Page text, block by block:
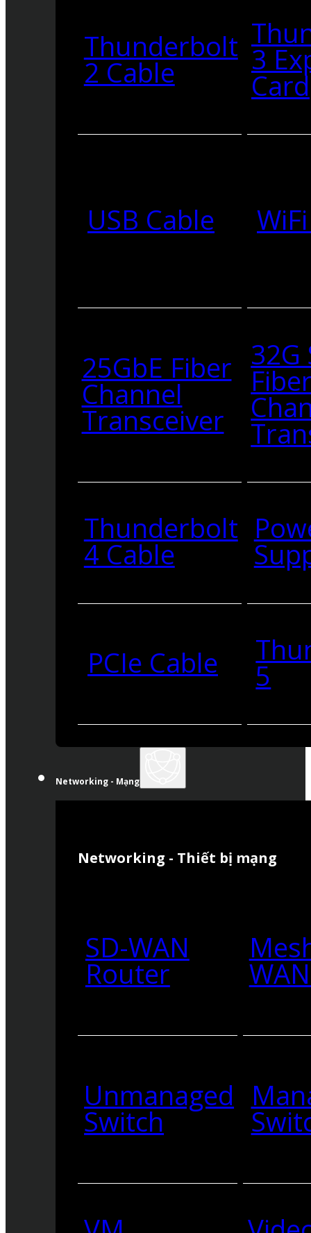
Thunderbolt
2 Cable 3
Card
USB Cable
25GbE Fiber
Channel
Transceiver
32G
Thunderbolt
4 Cable
PCIe Cable 5
Networking - Mạng
Networking - Thiết bị mạng
SD-WAN
Router
Unmanaged
Switch